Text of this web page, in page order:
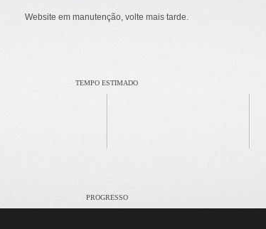
Website em manutenção, volte mais tarde.
TEMPO ESTIMADO
PROGRESSO